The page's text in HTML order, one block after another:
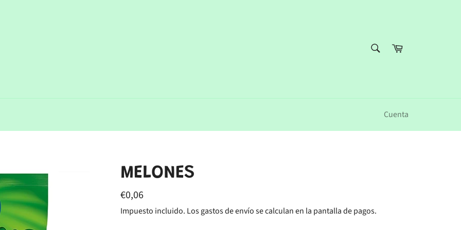
Carrito
Cuenta
MELONES
Precio
habitual
€0,06
Impuesto incluido. Losgastos de envíose calculan en la pantalla de pagos.